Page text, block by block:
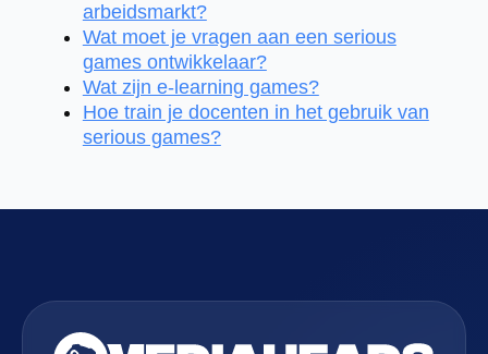
arbeidsmarkt?
Wat moet je vragen aan een serious
games ontwikkelaar?
Wat zijn e-learning games?
Hoe train je docenten in het gebruik van
serious games?